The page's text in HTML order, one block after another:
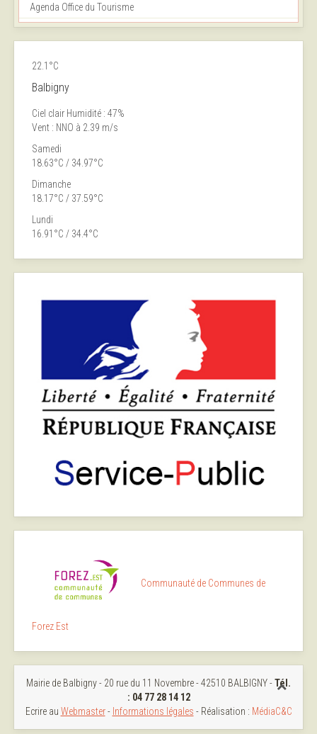
Agenda Office du Tourisme
22.1°C
Balbigny
Ciel clair Humidité : 47%
Vent : NNO à 2.39 m/s
Samedi
18.63°C / 34.97°C
Dimanche
18.17°C / 37.59°C
Lundi
16.91°C / 34.4°C
Communauté de Communes de
Forez Est
Mairie de Balbigny - 20 rue du 11 Novembre - 42510 BALBIGNY -Tél.
: 04 77 28 14 12
Ecrire au Webmaster- Informations légales - Réalisation : MédiaC&C